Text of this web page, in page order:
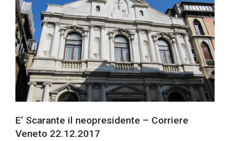
E’ Scarante il neopresidente – Corriere
Veneto 22.12.2017